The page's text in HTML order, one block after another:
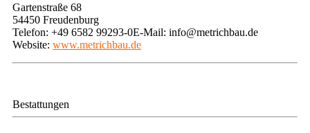
Gartenstraße 68
54450 Freudenburg
Telefon: +49 6582 99293-0E-Mail: info@metrichbau.de
Website: www.metrichbau.de
Bestattungen